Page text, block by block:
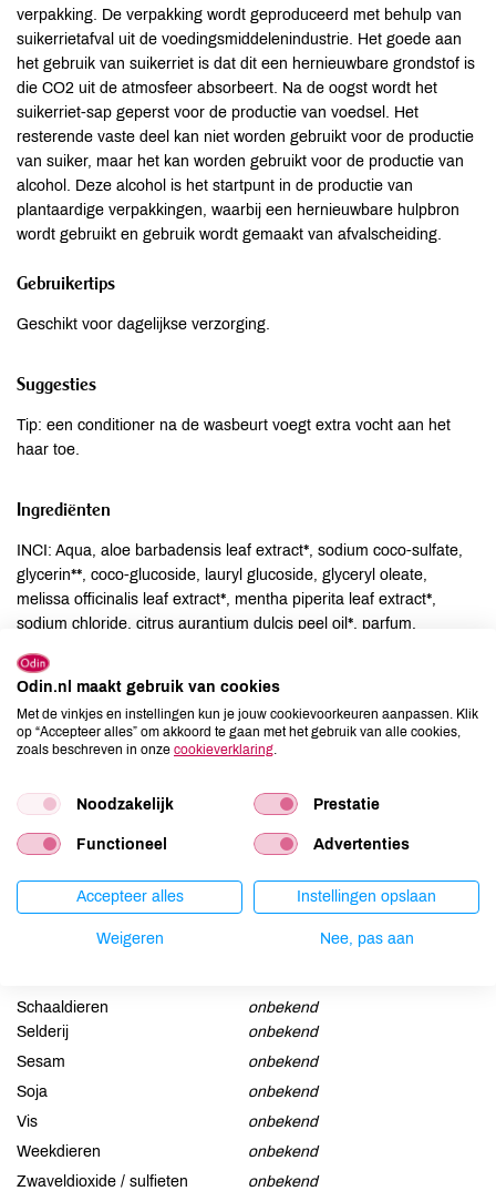
verpakking. De verpakking wordt geproduceerd met behulp van
suikerrietafval uit de voedingsmiddelenindustrie. Het goede aan
het gebruik van suikerriet is dat dit een hernieuwbare grondstof is
die CO2 uit de atmosfeer absorbeert. Na de oogst wordt het
suikerriet-sap geperst voor de productie van voedsel. Het
resterende vaste deel kan niet worden gebruikt voor de productie
van suiker, maar het kan worden gebruikt voor de productie van
alcohol. Deze alcohol is het startpunt in de productie van
plantaardige verpakkingen, waarbij een hernieuwbare hulpbron
wordt gebruikt en gebruik wordt gemaakt van afvalscheiding.
Gebruikertips
Geschikt voor dagelijkse verzorging.
Suggesties
Tip: een conditioner na de wasbeurt voegt extra vocht aan het
haar toe.
Ingrediënten
INCI: Aqua, aloe barbadensis leaf extract*, sodium coco-sulfate,
glycerin**, coco-glucoside, lauryl glucoside, glyceryl oleate,
melissa officinalis leaf extract*, mentha piperita leaf extract*,
sodium chloride, citrus aurantium dulcis peel oil*, parfum,
extract, xanthan gum, lysolecithin, coco-caprylate, tocopherol,
beta-sitosterol, squalene, limonene.
Allergenen
Aardnoten
onbekend
Gluten
onbekend
Lactose
onbekend
Lupine
onbekend
Schaaldieren
onbekend
Selderij
onbekend
Sesam
onbekend
Soja
onbekend
Vis
onbekend
Weekdieren
onbekend
Zwaveldioxide / sulfieten
onbekend
Odin.nl maakt gebruik van cookies
Met de vinkjes en instellingen kun je jouw cookievoorkeuren aanpassen. Klik
op “Accepteer alles” om akkoord te gaan met het gebruik van alle cookies,
zoals beschreven in onze cookieverklaring.
Noodzakelijk Prestatie
Functioneel Advertenties
Accepteer alles Instellingen opslaan
Weigeren Nee, pas aan